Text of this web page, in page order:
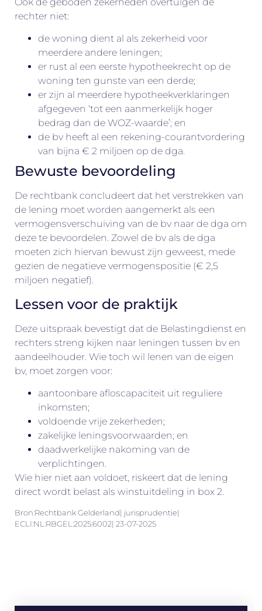
rechter niet:
de woning dient al als zekerheid voor
meerdere andere leningen;
er rust al een eerste hypotheekrecht op de
woning ten gunste van een derde;
er zijn al meerdere hypotheekverklaringen
afgegeven ‘tot een aanmerkelijk hoger
bedrag dan de WOZ-waarde’; en
de bv heeft al een rekening-courantvordering
van bijna € 2 miljoen op de dga.
Bewuste bevoordeling
De rechtbank concludeert dat het verstrekken van
de lening moet worden aangemerkt als een
vermogensverschuiving van de bv naar de dga om
deze te bevoordelen. Zowel de bv als de dga
moeten zich hiervan bewust zijn geweest, mede
gezien de negatieve vermogenspositie (€ 2,5
miljoen negatief).
Lessen voor de praktijk
Deze uitspraak bevestigt dat de Belastingdienst en
rechters streng kijken naar leningen tussen bv en
aandeelhouder. Wie toch wil lenen van de eigen
bv, moet zorgen voor:
aantoonbare afloscapaciteit uit reguliere
inkomsten;
voldoende vrije zekerheden;
zakelijke leningsvoorwaarden; en
daadwerkelijke nakoming van de
verplichtingen.
Wie hier niet aan voldoet, riskeert dat de lening
direct wordt belast als winstuitdeling in box 2.
Bron:Rechtbank Gelderland| jurisprudentie|
ECLI:NL:RBGEL:2025:6002| 23-07-2025